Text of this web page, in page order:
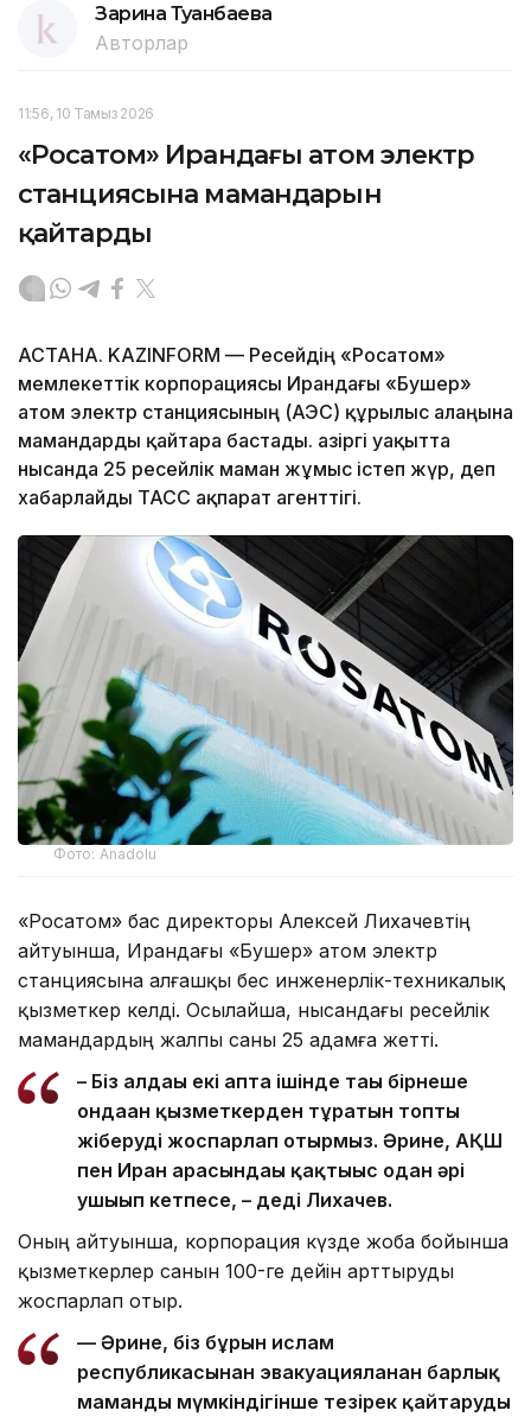
Зарина Туғанбаева
Авторлар
11:56, 10 Тамыз 2026
«Росатом» Ирандағы атом электр
станциясына мамандарын
қайтарды
АСТАНА. KAZINFORM — Ресейдің «Росатом»
мемлекеттік корпорациясы Ирандағы «Бушер»
атом электр станциясының (АЭС) құрылыс алаңына
мамандарды қайтара бастады. Қазіргі уақытта
нысанда 25 ресейлік маман жұмыс істеп жүр, деп
хабарлайды ТАСС ақпарат агенттігі.
Фото: Anadolu
«Росатом» бас директоры Алексей Лихачевтің
айтуынша, Ирандағы «Бушер» атом электр
станциясына алғашқы бес инженерлік-техникалық
қызметкер келді. Осылайша, нысандағы ресейлік
мамандардың жалпы саны 25 адамға жетті.
– Біз алдағы екі апта ішінде тағы бірнеше
ондаған қызметкерден тұратын топты
жіберуді жоспарлап отырмыз. Әрине, АҚШ
пен Иран арасындағы қақтығыс одан әрі
ушығып кетпесе, – деді Лихачев.
Оның айтуынша, корпорация күзде жоба бойынша
қызметкерлер санын 100-ге дейін арттыруды
жоспарлап отыр.
— Әрине, біз бұрын ислам
республикасынан эвакуацияланған барлық
маманды мүмкіндігінше тезірек қайтаруды